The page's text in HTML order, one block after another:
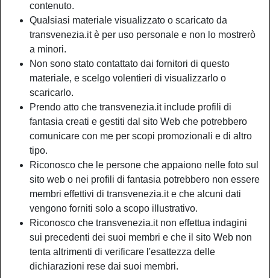
contenuto.
Qualsiasi materiale visualizzato o scaricato da
transvenezia.it è per uso personale e non lo mostrerò
a minori.
Non sono stato contattato dai fornitori di questo
materiale, e scelgo volentieri di visualizzarlo o
scaricarlo.
Prendo atto che transvenezia.it include profili di
fantasia creati e gestiti dal sito Web che potrebbero
comunicare con me per scopi promozionali e di altro
tipo.
Riconosco che le persone che appaiono nelle foto sul
sito web o nei profili di fantasia potrebbero non essere
membri effettivi di transvenezia.it e che alcuni dati
vengono forniti solo a scopo illustrativo.
Riconosco che transvenezia.it non effettua indagini
sui precedenti dei suoi membri e che il sito Web non
tenta altrimenti di verificare l'esattezza delle
dichiarazioni rese dai suoi membri.
Nickname:
Età:
30
Provincia:
Belluno
Sesso:
Shemale
Sessualità:
Relazione:
Single
Colore dei capelli:
Scuro
Depilata:
Sì
Fumatrice:
Descrizione
Amo infatti poter essere libera di essere me stessa e
soprattutto di non avere impegni con un ragazzo che
potrebbe essere troppo possessivo e che non mi permette
di vivere la mia vita. Inoltre mi intriga riuscire a scoprire
quali sono le passioni della persona che ho davanti.